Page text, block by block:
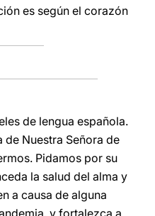
es según el corazón
de lengua española.
de Nuestra Señora de
Pidamos por su
la salud del alma y
a causa de alguna
y fortalezca a